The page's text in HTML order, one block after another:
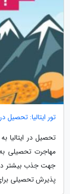
تور ایتالیا: تحصیل
تحصیل در ایتالیا
مهاجرت تحصیلی به
جهت جذب بیشتر
پذیرش تحصیلی